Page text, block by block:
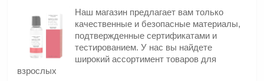
Наш магазин предлагает вам только
качественные и безопасные материалы,
подтвержденные сертификатами и
тестированием. У нас вы найдете
широкий ассортимент товаров для
взрослых